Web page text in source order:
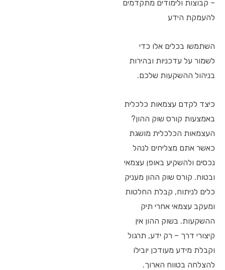
– קבוצות ולימודים מתקדמים
להעמקת הידע
השתמשו בכלים אלו כדי
לשמור על עדכניות ובהירות
בניהול ההשקעות שלכם.
כיצד לקדם עצמאות כלכלית
באמצעות קורס שוק ההון?
העצמאות הכלכלית מושגת
כאשר אתם מצליחים לנהל
נכסים ולהשקיע באופן עצמאי
ובטוח. קורס שוק ההון מעניק
כלים לניתוח, קבלת החלטות
ומעקב עצמאי אחרי תיק
ההשקעות. בשוק ההון אין
קיצורי דרך – רק ידע, תרגול
וקבלת מידע מעודכן יובילו
להצלחה בטווח הארוך.